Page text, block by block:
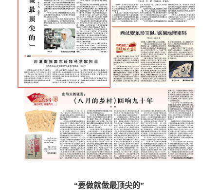
“要做就做最顶尖的”